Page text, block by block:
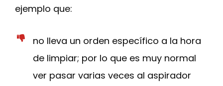
ejemplo que:
no lleva un orden específico a la hora
de limpiar; por lo que es muy normal
ver pasar varias veces al aspirador